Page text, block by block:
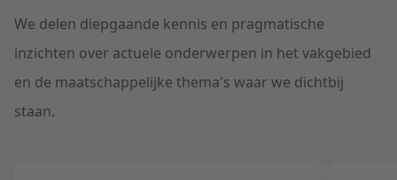
We delen diepgaande kennis en pragmatische
inzichten over actuele onderwerpen in het vakgebied
en de maatschappelijke thema's waar we dichtbij
staan.